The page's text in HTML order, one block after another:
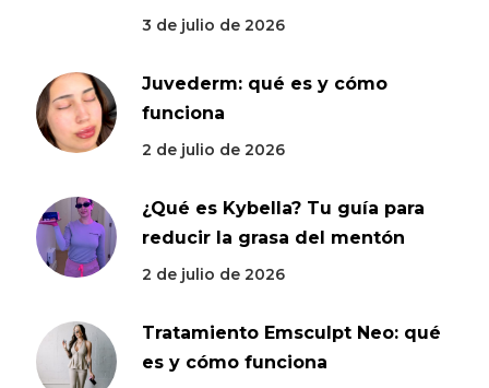
3 de julio de 2026
Juvederm: qué es y cómo
funciona
2 de julio de 2026
¿Qué es Kybella? Tu guía para
reducir la grasa del mentón
2 de julio de 2026
Tratamiento Emsculpt Neo: qué
es y cómo funciona